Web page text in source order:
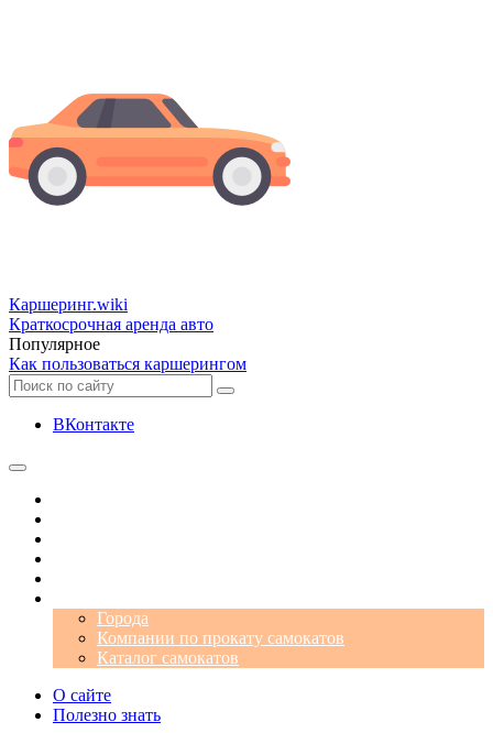
Каршеринг.wiki
Краткосрочная аренда авто
Популярное
Как пользоваться каршерингом
ВКонтакте
Города
Компании по прокату самокатов
Каталог самокатов
О сайте
Полезно знать